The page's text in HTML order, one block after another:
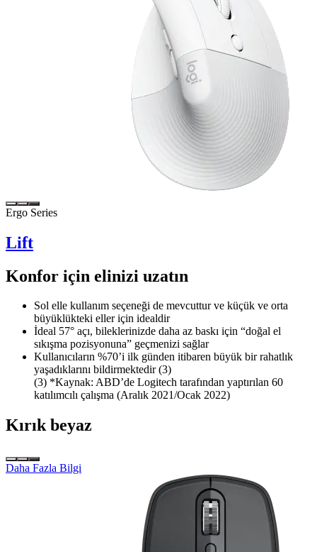
Ergo Series
Lift
Konfor için elinizi uzatın
Sol elle kullanım seçeneği de mevcuttur ve küçük ve orta
büyüklükteki eller için idealdir
İdeal 57° açı, bileklerinizde daha az baskı için “doğal el
sıkışma pozisyonuna” geçmenizi sağlar
Kullanıcıların %70’i ilk günden itibaren büyük bir rahatlık
yaşadıklarını bildirmektedir (3)
(3) *Kaynak: ABD’de Logitech tarafından yaptırılan 60
katılımcılı çalışma (Aralık 2021/Ocak 2022)
Kırık beyaz
Daha Fazla Bilgi